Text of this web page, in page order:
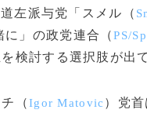
左派与党「スメル（
に」の政党連合（PS/
検討する選択肢が出
（Igor Matovic ）党